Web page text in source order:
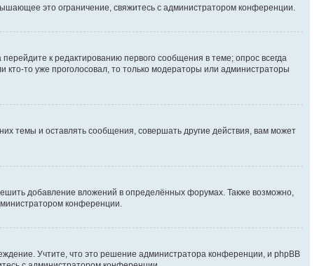
это ограничение, свяжитесь с администратором конференции.
к редактированию первого сообщения в теме; опрос всегда
кто-то уже проголосовал, то только модераторы или администраторы
темы и оставлять сообщения, совершать другие действия, вам может
добавление вложений в определённых форумах. Также возможно,
конференции.
Учтите, что это решение администратора конференции, и phpBB